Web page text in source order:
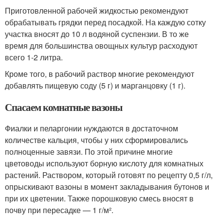
Приготовленной рабочей жидкостью рекомендуют
обрабатывать грядки перед посадкой. На каждую сотку
участка вносят до 10 л водяной суспензии. В то же
время для большинства овощных культур расходуют
всего 1-2 литра.
Кроме того, в рабочий раствор многие рекомендуют
добавлять пищевую соду (5 г) и марганцовку (1 г).
Спасаем комнатные вазоны
Фиалки и пеларгонии нуждаются в достаточном
количестве кальция, чтобы у них сформировались
полноценные завязи. По этой причине многие
цветоводы используют борную кислоту для комнатных
растений. Раствором, который готовят по рецепту 0,5 г/л,
опрыскивают вазоны в момент закладывания бутонов и
при их цветении. Также порошковую смесь вносят в
почву при пересадке — 1 г/м².